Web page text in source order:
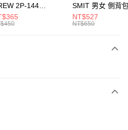
再付款。
後付」後，將跳轉至「AFTEE先享後付」
上)免運費
上)免運費
2P-144
男女 短統襪
SMIT 男女 側背
BA5871010
NT$527
NT$650